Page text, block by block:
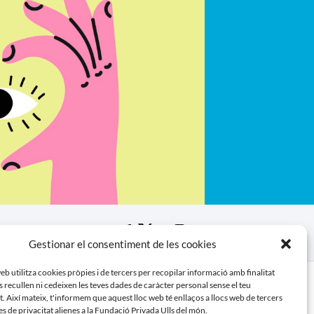
Gestionar el consentiment de les cookies
utilitza cookies pròpies i de tercers per recopilar informació amb finalitat
recullen ni cedeixen les teves dades de caràcter personal sense el teu
Així mateix, t'informem que aquest lloc web té enllaços a llocs web de tercers
de privacitat alienes a la Fundació Privada Ulls del món.